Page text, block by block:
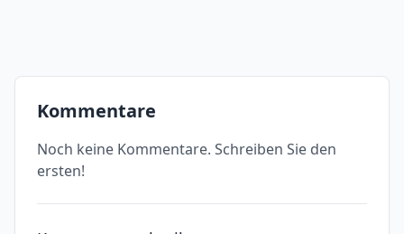
Kommentare
Noch keine Kommentare. Schreiben Sie den
ersten!